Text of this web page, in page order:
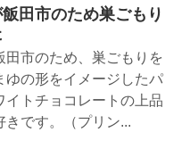
田市のため巣ごもり
田市のため、巣ごもりを
ゆの形をイメージしたパ
イトチョコレートの上品
きです。（プリン...